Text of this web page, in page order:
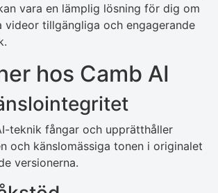
vara en lämplig lösning för dig om
videor tillgängliga och engagerande
hos Camb AI
teknik fångar och upprätthåller
och känslomässiga tonen i originalet
versionerna.